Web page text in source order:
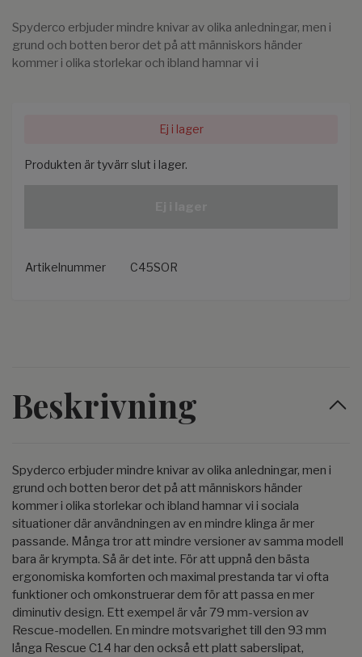
Spyderco erbjuder mindre knivar av olika anledningar, men i
grund och botten beror det på att människors händer
kommer i olika storlekar och ibland hamnar vi i
Ej i lager
Produkten är tyvärr slut i lager.
Artikelnummer C45SOR
Beskrivning
Spyderco erbjuder mindre knivar av olika anledningar, men i
grund och botten beror det på att människors händer
kommer i olika storlekar och ibland hamnar vi i sociala
situationer där användningen av en mindre klinga är mer
passande. Många tror att mindre versioner av samma modell
bara är krympta. Så är det inte. För att uppnå den bästa
ergonomiska komforten och maximal prestanda tar vi ofta
funktioner och omkonstruerar dem för att passa en mer
diminutiv design. Ett exempel är vår 79 mm-version av
Rescue-modellen. En mindre motsvarighet till den 93 mm
långa Rescue C14 har den också ett platt saberslipat,